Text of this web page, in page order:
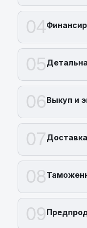
04
05
06Выкуп и
07
08
09